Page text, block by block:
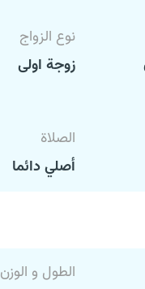
نوع الزواج
زوجة اولى
الصلاة
أصلي دائما
الطول و الوزن